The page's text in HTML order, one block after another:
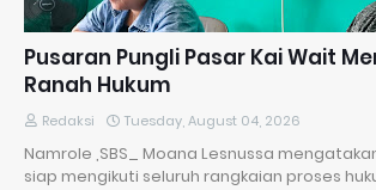
Pusaran Pungli Pasar Kai Wait
Ranah Hukum
Redaksi Tuesday, August 04, 2026
Namrole ,SBS_ Moana Lesnussa
siap mengikuti seluruh rangkaian proses